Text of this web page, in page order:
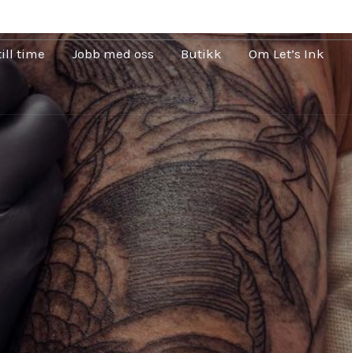
time Jobb med oss Butikk Om Let’s Ink